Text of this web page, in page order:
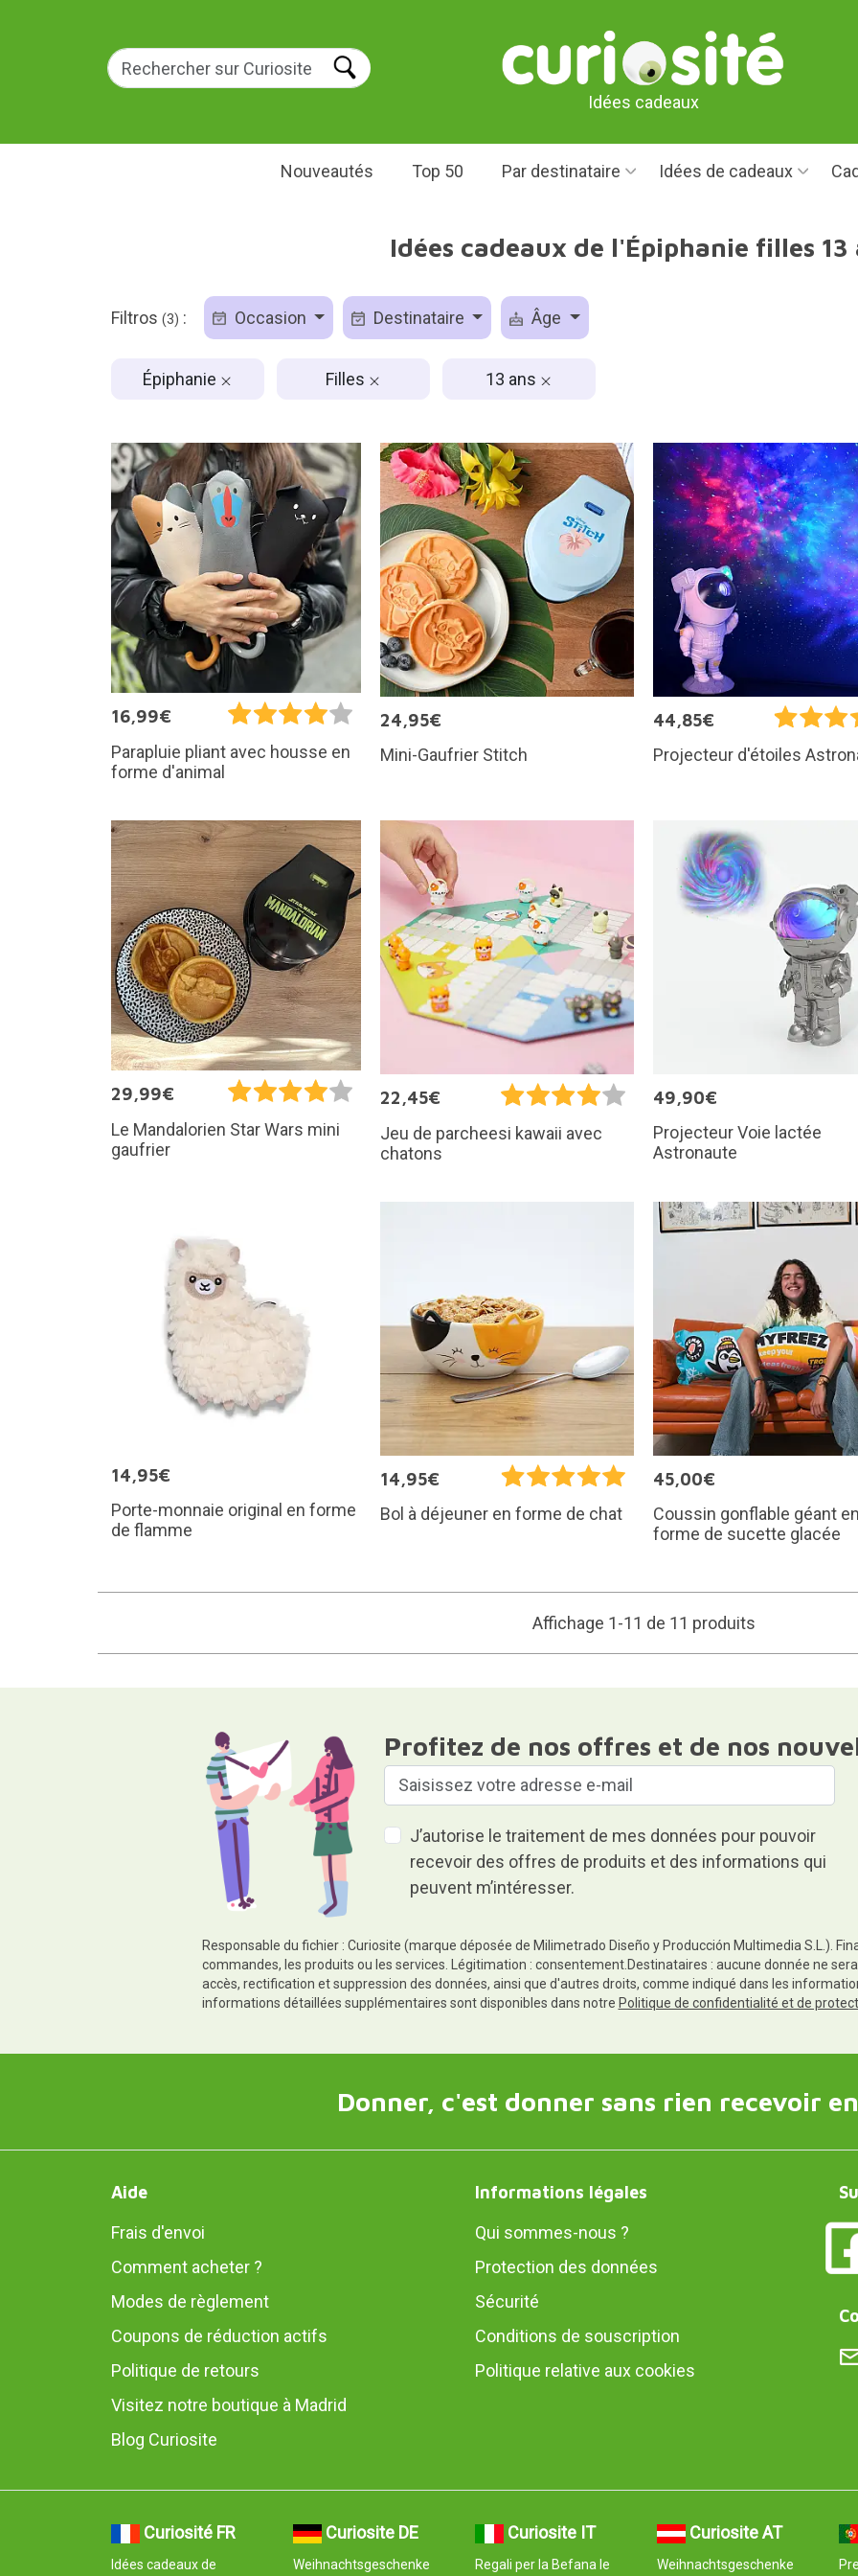
Idées cadeaux
Nouveautés Top 50 Par destinataire Idées de cadeaux
Idées cadeaux de l'Épiphanie filles 13
Filtros (3) : Occasion Destinataire Âge
Épiphanie Filles 13 ans
16,99€
Parapluie pliant avec housse en
forme d'animal
24,95€
Mini-Gaufrier Stitch
44,85€
Projecteur d'étoiles
29,99€
Le Mandalorien Star Wars mini
gaufrier
22,45€
Jeu de parcheesi kawaii avec
chatons
49,90€
Projecteur Voie lactée
Astronaute
14,95€
Porte-monnaie original en forme
de flamme
14,95€
Bol à déjeuner en forme de chat
45,00€
Coussin gonflable géant
forme de sucette glacée
Affichage 1-11 de 11 produits
Profitez de nos offres et de nos
J’autorise le traitement de mes données pour pouvoir
recevoir des offres de produits et des informations qui
peuvent m’intéresser.
Responsable du fichier : Curiosite (marque déposée de Milimetrado Diseño y Producción Multimedia S.L.).
commandes, les produits ou les services. Légitimation : consentement.Destinataires : aucune donnée ne
accès, rectification et suppression des données, ainsi que d'autres droits, comme indiqué dans les
informations détaillées supplémentaires sont disponibles dans notre Politique de confidentialité et de
Donner, c'est donner sans rien recevoir
Aide
Frais d'envoi
Comment acheter ?
Modes de règlement
Coupons de réduction actifs
Politique de retours
Visitez notre boutique à Madrid
Blog Curiosite
Informations légales
Qui sommes-nous ?
Protection des données
Sécurité
Conditions de souscription
Politique relative aux cookies
Curiosité FR
Idées cadeaux de
Curiosite DE
Weihnachtsgeschenke
Curiosite IT
Regali per la Befana le
Curiosite AT
Weihnachtsgeschenke